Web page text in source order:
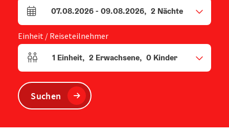
An- und Abreisefelder
07.08.2026- 09.08.2026, 2 Nächte
Einheit / Reiseteilnehmer
Einheitenanzahl und Personenfelder
1 Einheit, 2 Erwachsene, 0 Kinder
Suchen